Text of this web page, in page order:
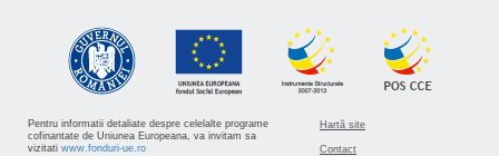
Pentru informatii detaliate despre celelalte programe
cofinantate de Uniunea Europeana, va invitam sa
vizitati www.fonduri-ue.ro
Hartă site
Contact